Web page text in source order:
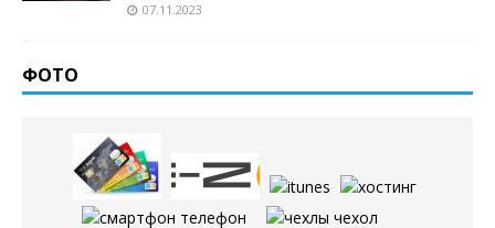
07.11.2023
ФОТО